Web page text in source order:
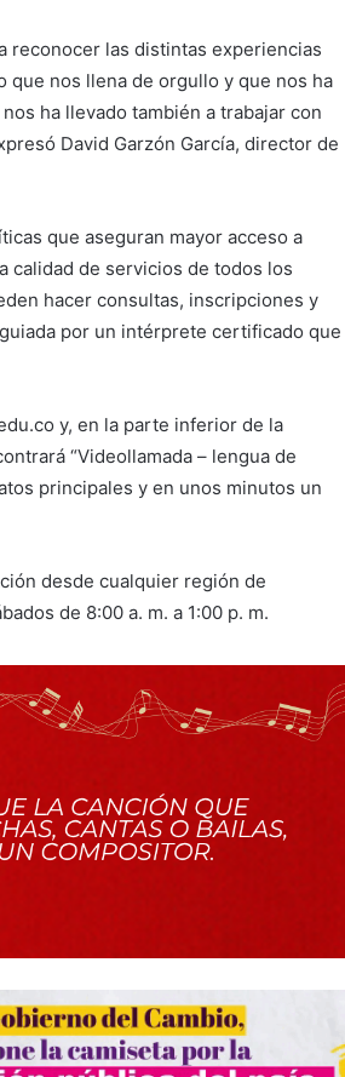
reconocer las distintas experiencias
que nos llena de orgullo y que nos ha
ha llevado también a trabajar con
David Garzón García, director de
que aseguran mayor acceso a
calidad de servicios de todos los
hacer consultas, inscripciones y
por un intérprete certificado que
y, en la parte inferior de la
“Videollamada – lengua de
principales y en unos minutos un
desde cualquier región de
de 8:00 a. m. a 1:00 p. m.